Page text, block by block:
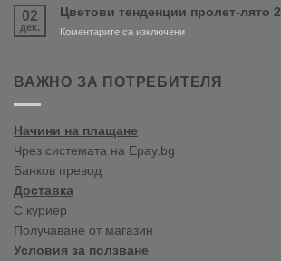
цветови
тенденции
Лято
02
дек.
Цветови тенденции пролет-лято
Коментарите са изключениза
пролет-
ВАЖНО ЗА ПОТРЕБИТЕЛЯ
Начини на плащане
Чрез системата на Epay.bg
Банков превод
Доставка
С куриер
Получаване от магазин
Условия за ползване